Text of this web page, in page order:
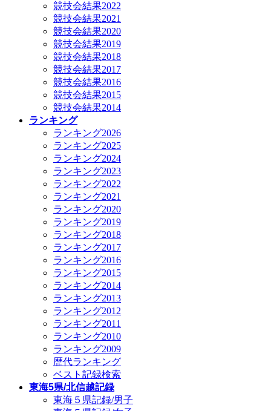
競技会結果2022
競技会結果2021
競技会結果2020
競技会結果2019
競技会結果2018
競技会結果2017
競技会結果2016
競技会結果2015
競技会結果2014
ランキング
ランキング2026
ランキング2025
ランキング2024
ランキング2023
ランキング2022
ランキング2021
ランキング2020
ランキング2019
ランキング2018
ランキング2017
ランキング2016
ランキング2015
ランキング2014
ランキング2013
ランキング2012
ランキング2011
ランキング2010
ランキング2009
歴代ランキング
ベスト記録検索
東海5県/北信越記録
東海５県記録/男子